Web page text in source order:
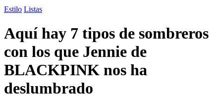
Estilo Listas
Aquí hay 7 tipos de sombreros
con los que Jennie de
BLACKPINK nos ha
deslumbrado